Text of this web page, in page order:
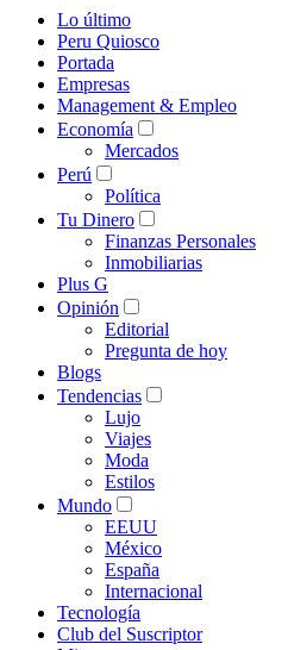
Lo último
Peru Quiosco
Portada
Empresas
Management & Empleo
Economía
Mercados
Perú
Política
Tu Dinero
Finanzas Personales
Inmobiliarias
Plus G
Opinión
Editorial
Pregunta de hoy
Blogs
Tendencias
Lujo
Viajes
Moda
Estilos
Mundo
EEUU
México
España
Internacional
Tecnología
Club del Suscriptor